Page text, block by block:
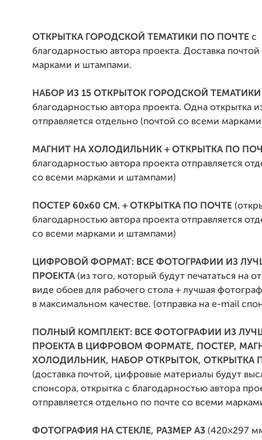
ОТКРЫТКА ГОРОДСКОЙ ТЕМАТИКИ ПО ПОЧТЕ с
благодарностью автора проекта. Доставка
марками и штампами.
НАБОР ИЗ 15 ОТКРЫТОК ГОРОДСКОЙ ТЕМАТИКИ
благодарностью автора проекта. Одна открытка
отправляется отдельно (почтой со всеми
МАГНИТ НА ХОЛОДИЛЬНИК + ОТКРЫТКА ПО
благодарностью автора проекта отправляется
со всеми марками и штампами)
ПОСТЕР 60х60 СМ. + ОТКРЫТКА ПО ПОЧТЕ
благодарностью автора проекта отправляется
со всеми марками и штампами)
ЦИФРОВОЙ ФОРМАТ: ВСЕ ФОТОГРАФИИ ИЗ
ПРОЕКТА (из того, который будут печататься на
виде обоев для рабочего стола + лучшая
в максимальном качестве. (отправка на e-mail
ПОЛНЫЙ КОМПЛЕКТ: ВСЕ ФОТОГРАФИИ ИЗ
ПРОЕКТА В ЦИФРОВОМ ФОРМАТЕ, ПОСТЕР,
ХОЛОДИЛЬНИК, НАБОР ОТКРЫТОК, ОТКРЫТКА
(доставка почтой, цифровые материалы будут
спонсора, открытка с благодарностью автора
отправляется отдельно по почте со всеми
ФОТОГРАФИЯ НА СТЕКЛЕ, РАЗМЕР А3 (420×297